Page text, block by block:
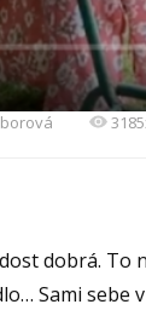
dobrá. To
Sami sebe